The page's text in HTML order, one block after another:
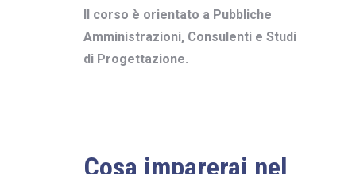
Il corso è orientato a Pubbliche
Amministrazioni, Consulenti e Studi
di Progettazione.
Cosa imparerai nel